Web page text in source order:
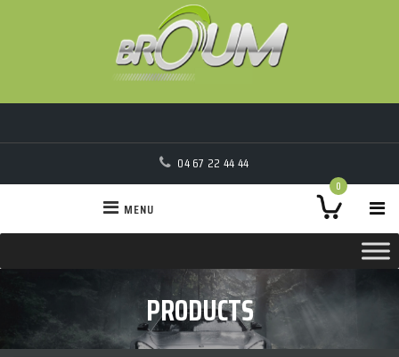
04 67 22 44 44
0
MENU
PRODUCTS